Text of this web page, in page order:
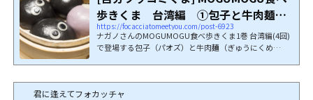
歩きくま 台湾編 ①包子と牛肉麺の
お店を探訪
https://focacciatomeetyou.com/post-6923
ナガノさんのMOGUMOGU食べ歩きくま1巻 台湾編(4回)
で登場する包子（パオズ）と牛肉麺（ぎゅうにくめ
君に逢えてフォカッチャ